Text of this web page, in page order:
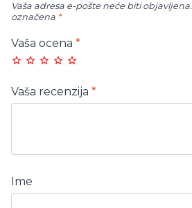
Vaša adresa e-pošte neće biti objavljena.
označena *
Vaša ocena *
Vaša recenzija *
Ime